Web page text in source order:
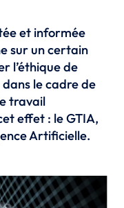
et informée
sur un certain
l’éthique de
le cadre de
travail
effet : le GTIA,
Artificielle.